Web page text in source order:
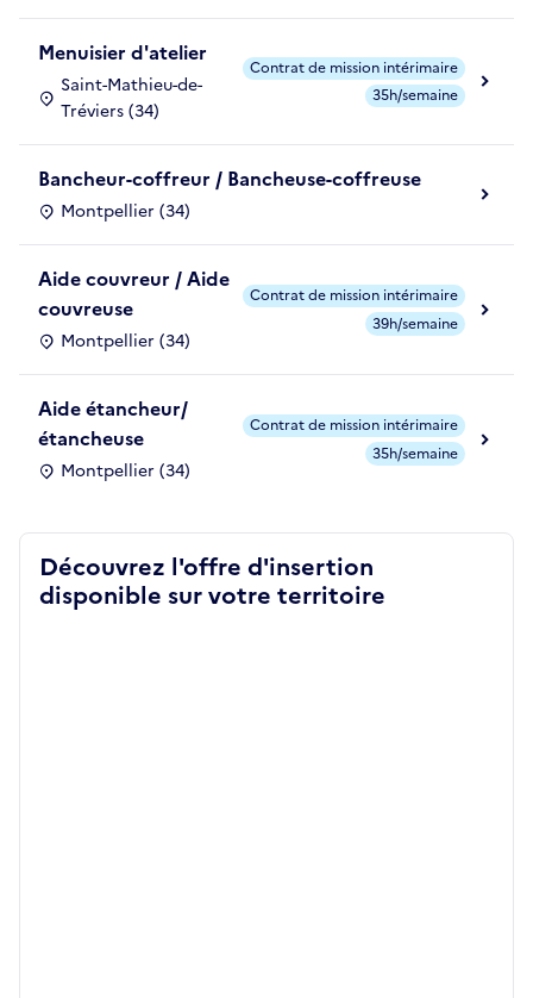
Menuisier d'atelier
Saint-Mathieu-de-
Tréviers (34)
Contrat de mission intérimaire
35h/semaine
Bancheur-coffreur / Bancheuse-coffreuse
Montpellier (34)
Aide couvreur / Aide
couvreuse
Montpellier (34)
Contrat de mission intérimaire
39h/semaine
Aide étancheur/
étancheuse
Montpellier (34)
Contrat de mission intérimaire
35h/semaine
Découvrez l'offre d'insertion
disponible sur votre territoire